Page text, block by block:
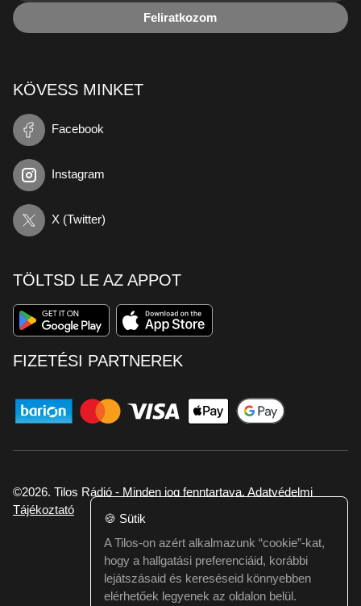
Feliratkozom
KÖVESS MINKET
Facebook
Instagram
X (Twitter)
TÖLTSD LE AZ APPOT
FIZETÉSI PARTNEREK
©2026. Tilos Rádió - Minden jog fenntartava. Adatvédelmi
Tájékoztató
Ha hibát találtál vagy kérdésed van itt jelezd:
webmester@tilos.hu
🍪 Sütik
A Tilos-on azért alkalmazunk “cookie”-kat,
hogy a hallgatási preferenciáid, korábbi
lejátszásaid és kereséseid könnyebben
elérhetőek legyenek az oldalon belül.